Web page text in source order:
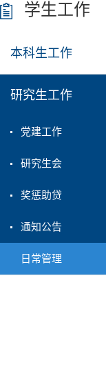
学生工作
本科生工作
研究生工作
党建工作
研究生会
奖惩助贷
通知公告
日常管理